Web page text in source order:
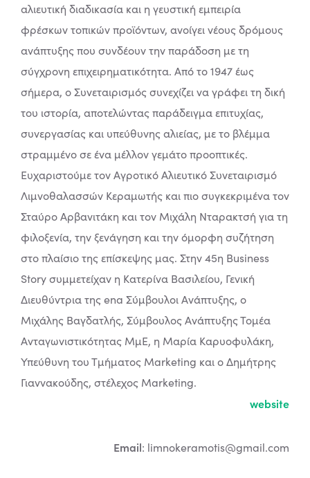
αλιευτική διαδικασία και η γευστική εμπειρία
φρέσκων τοπικών προϊόντων, ανοίγει νέους δρόμους
ανάπτυξης που συνδέουν την παράδοση με τη
σύγχρονη επιχειρηματικότητα. Από το 1947 έως
σήμερα, ο Συνεταιρισμός συνεχίζει να γράφει τη δική
του ιστορία, αποτελώντας παράδειγμα επιτυχίας,
συνεργασίας και υπεύθυνης αλιείας, με το βλέμμα
στραμμένο σε ένα μέλλον γεμάτο προοπτικές.
Ευχαριστούμε τον Αγροτικό Αλιευτικό Συνεταιρισμό
Λιμνοθαλασσών Κεραμωτής και πιο συγκεκριμένα τον
Σταύρο Αρβανιτάκη και τον Μιχάλη Νταρακτσή για τη
φιλοξενία, την ξενάγηση και την όμορφη συζήτηση
στο πλαίσιο της επίσκεψης μας. Στην 45η Business
Story συμμετείχαν η Κατερίνα Βασιλείου, Γενική
Διευθύντρια της ena Σύμβουλοι Ανάπτυξης, ο
Μιχάλης Βαγδατλής, Σύμβουλος Ανάπτυξης Τομέα
Ανταγωνιστικότητας ΜμΕ, η Μαρία Καρυοφυλάκη,
Υπεύθυνη του Τμήματος Marketing και ο Δημήτρης
Γιαννακούδης, στέλεχος Marketing.
website
Email: limnokeramotis@gmail.com